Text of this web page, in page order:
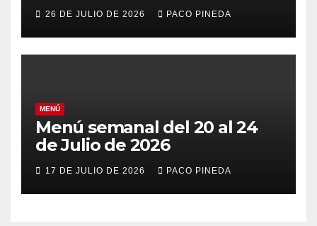
26 DE JULIO DE 2026 PACO PINEDA
MENÚ
Menú semanal del 20 al 24
de Julio de 2026
17 DE JULIO DE 2026 PACO PINEDA